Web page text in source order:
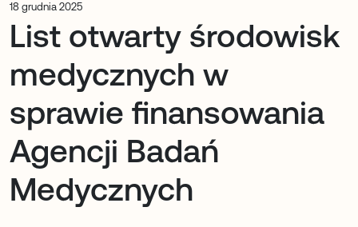
18 grudnia 2025
List otwarty środowisk
medycznych w
sprawie finansowania
Agencji Badań
Medycznych